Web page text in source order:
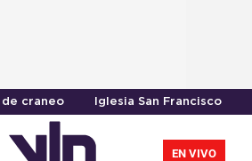
de craneo Iglesia San Francisco
EN VIVO